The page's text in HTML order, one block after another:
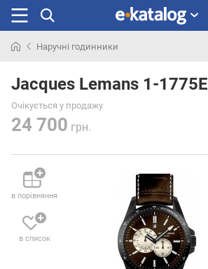
раніше
Наручні годинники
Jacques Lemans 1-1775E
Очікується у продажу
24 700 грн.
в порівняння
в список